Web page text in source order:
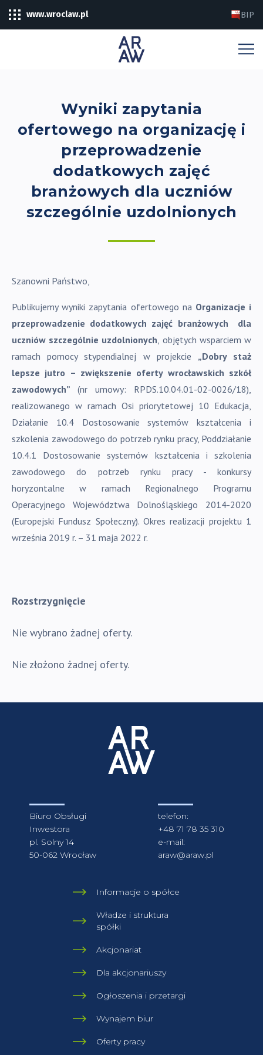
www.wroclaw.pl BIP
Wyniki zapytania
ofertowego na organizację i
przeprowadzenie
dodatkowych zajęć
branżowych dla uczniów
szczególnie uzdolnionych
Szanowni Państwo,
Publikujemy wyniki zapytania ofertowego na Organizacje i
przeprowadzenie dodatkowych zajęć branżowych dla
uczniów szczególnie uzdolnionych, objętych wsparciem w
ramach pomocy stypendialnej w projekcie „Dobry staż
lepsze jutro – zwiększenie oferty wrocławskich szkół
zawodowych”
(nr umowy: RPDS.10.04.01-02-0026/18),
realizowanego w ramach Osi priorytetowej 10 Edukacja,
Działanie 10.4 Dostosowanie systemów kształcenia i
szkolenia zawodowego do potrzeb rynku pracy, Poddziałanie
10.4.1 Dostosowanie systemów kształcenia i szkolenia
zawodowego do potrzeb rynku pracy - konkursy
horyzontalne w ramach Regionalnego Programu
Operacyjnego Województwa Dolnośląskiego 2014-2020
(Europejski Fundusz Społeczny). Okres realizacji projektu 1
września 2019 r. – 31 maja 2022 r.
Rozstrzygnięcie
Nie wybrano żadnej oferty.
Nie złożono żadnej oferty.
Biuro Obsługi
Inwestora
pl. Solny 14
50-062 Wrocław
telefon:
+48 71 78 35 310
e-mail:
araw@araw.pl
Informacje o spółce
Władze i struktura
spółki
Akcjonariat
Dla akcjonariuszy
Ogłoszenia i przetargi
Wynajem biur
Oferty pracy